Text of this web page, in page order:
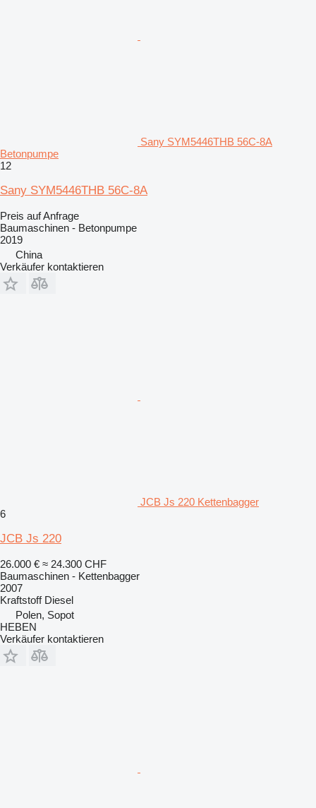
Sany SYM5446THB 56C-8A
Betonpumpe
12
Sany SYM5446THB 56C-8A
Preis auf Anfrage
Baumaschinen - Betonpumpe
2019
China
Verkäufer kontaktieren
JCB Js 220 Kettenbagger
6
JCB Js 220
26.000 € ≈ 24.300 CHF
Baumaschinen - Kettenbagger
2007
Kraftstoff Diesel
Polen, Sopot
HEBEN
Verkäufer kontaktieren